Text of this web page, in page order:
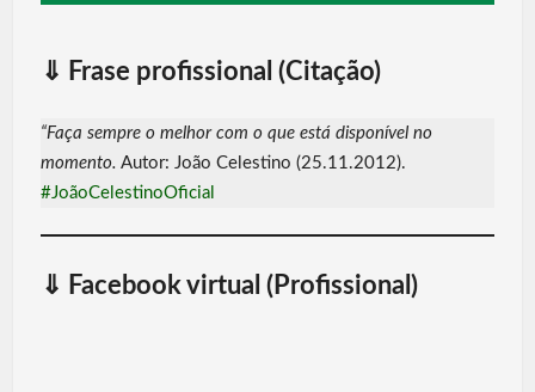
⇓ Frase profissional (Citação)
“Faça sempre o melhor com o que está disponível no
momento. Autor: João Celestino (25.11.2012).
#JoãoCelestinoOficial
⇓ Facebook virtual (Profissional)